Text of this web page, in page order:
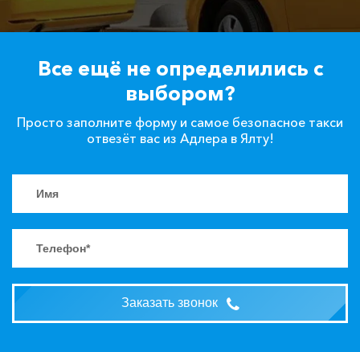
Все ещё не определились с
выбором?
Просто заполните форму и самое безопасное такси
отвезёт вас из Адлера в Ялту!
Заказать звонок